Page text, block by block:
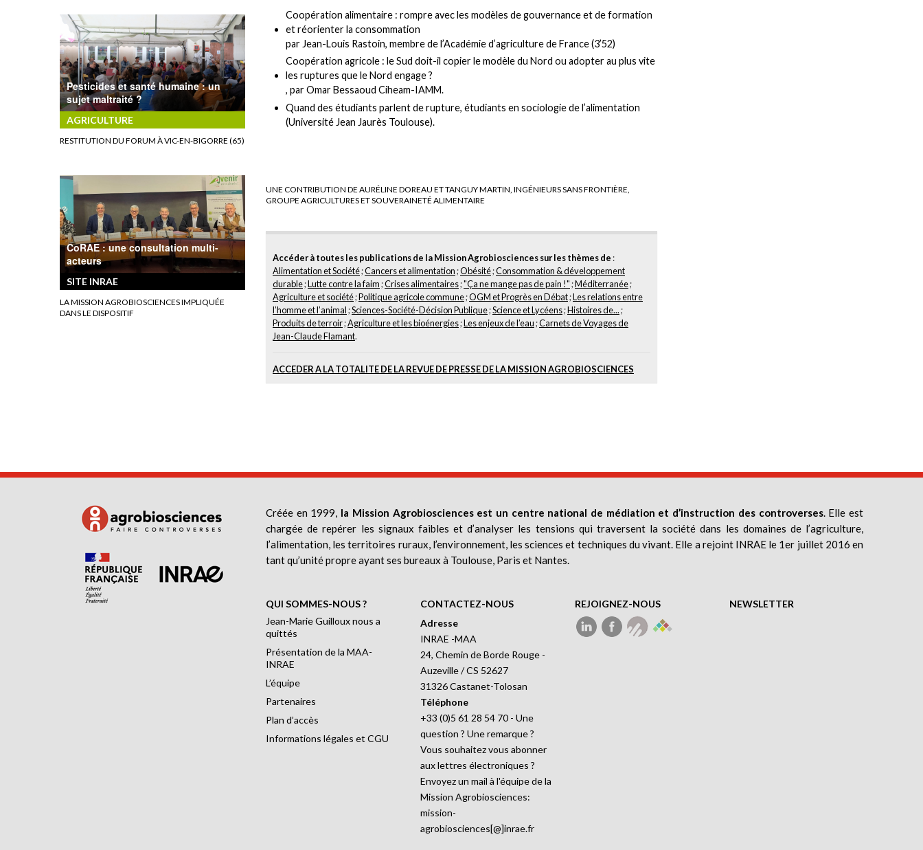
Coopération alimentaire : rompre avec les modèles de gouvernance et de formation
et réorienter la consommation
par Jean-Louis Rastoin, membre de l’Académie d’agriculture de France (3’52)
Coopération agricole : le Sud doit-il copier le modèle du Nord ou adopter au plus vite
les ruptures que le Nord engage ?
, par Omar Bessaoud Ciheam-IAMM.
Quand des étudiants parlent de rupture, étudiants en sociologie de l’alimentation
(Université Jean Jaurès Toulouse).
UNE CONTRIBUTION DE AURÉLINE DOREAU ET TANGUY MARTIN, INGÉNIEURS SANS FRONTIÈRE,
GROUPE AGRICULTURES ET SOUVERAINETÉ ALIMENTAIRE
Accéder à toutes les publications de la Mission Agrobiosciences sur les thèmes de :
Alimentation et Société;Cancers et alimentation;Obésité;Consommation & développement
durable;Lutte contre la faim;Crises alimentaires;"Ça ne mange pas de pain !";Méditerranée;
Agriculture et société;Politique agricole commune;OGM et Progrès en Débat;Les relations entre
l’homme et l’animal;Sciences-Société-Décision Publique;Science et Lycéens;Histoires de...;
Produits de terroir;Agriculture et les bioénergies;Les enjeux de l’eau;Carnets de Voyages de
Jean-Claude Flamant.
ACCEDER A LA TOTALITE DE LA REVUE DE PRESSE DE LA MISSION AGROBIOSCIENCES
Pesticides et santé humaine : un
sujet maltraité ?
AGRICULTURE
RESTITUTION DU FORUM À VIC-EN-BIGORRE (65)
CoRAE : une consultation multi-
acteurs
SITE INRAE
LA MISSION AGROBIOSCIENCES IMPLIQUÉE
DANS LE DISPOSITIF
Créée en 1999, la Mission Agrobiosciences est un centre national de médiation et d’instruction des controverses. Elle est
chargée de repérer les signaux faibles et d’analyser les tensions qui traversent la société dans les domaines de l’agriculture,
l’alimentation, les territoires ruraux, l’environnement, les sciences et techniques du vivant. Elle a rejoint INRAE le 1er juillet 2016 en
tant qu’unité propre ayant ses bureaux à Toulouse, Paris et Nantes.
QUI SOMMES-NOUS ?
Jean-Marie Guilloux nous a
quittés
Présentation de la MAA-
INRAE
L’équipe
Partenaires
Plan d’accès
Informations légales et CGU
CONTACTEZ-NOUS
Adresse
INRAE -MAA
24, Chemin de Borde Rouge -
Auzeville / CS 52627
31326 Castanet-Tolosan
Téléphone
+33 (0)5 61 28 54 70 - Une
question ? Une remarque ?
Vous souhaitez vous abonner
aux lettres électroniques ?
Envoyez un mail à l'équipe de la
Mission Agrobiosciences:
mission-
agrobiosciences[@]inrae.fr
REJOIGNEZ-NOUS NEWSLETTER